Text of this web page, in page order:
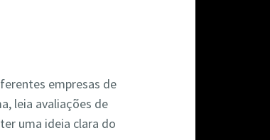
empresas de
leia avaliações de
uma ideia clara do